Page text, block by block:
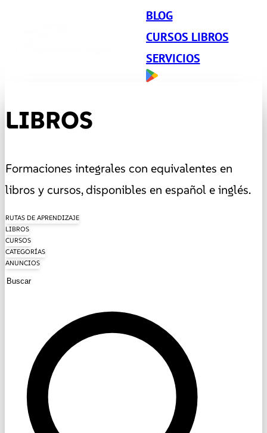
BLOG
CURSOS LIBROS
SERVICIOS
LIBROS
Formaciones integrales con equivalentes en
libros y cursos, disponibles en español e inglés.
RUTAS DE APRENDIZAJE
LIBROS
CURSOS
CATEGORÍAS
ANUNCIOS